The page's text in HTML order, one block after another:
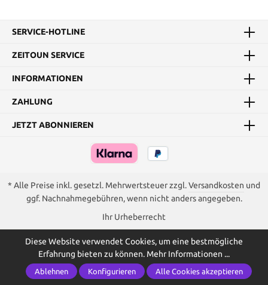
SERVICE-HOTLINE
ZEITOUN SERVICE
INFORMATIONEN
ZAHLUNG
JETZT ABONNIEREN
* Alle Preise inkl. gesetzl. Mehrwertsteuer zzgl.Versandkosten und
ggf. Nachnahmegebühren, wenn nicht anders angegeben.
Ihr Urheberrecht
Diese Website verwendet Cookies, um eine bestmögliche
Erfahrung bieten zu können. Mehr Informationen ...
Ablehnen Konfigurieren Alle Cookies akzeptieren